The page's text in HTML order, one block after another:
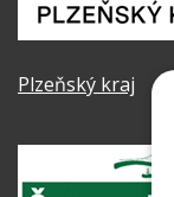
Plzeňský kraj